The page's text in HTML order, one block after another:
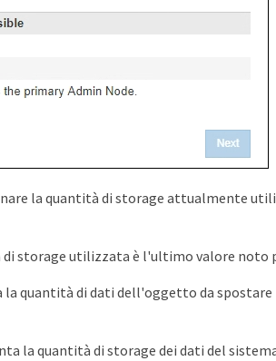
la quantità di storage attualmente
di storage utilizzata è l'ultimo valore noto
la quantità di dati dell'oggetto da
la quantità di storage dei dati del